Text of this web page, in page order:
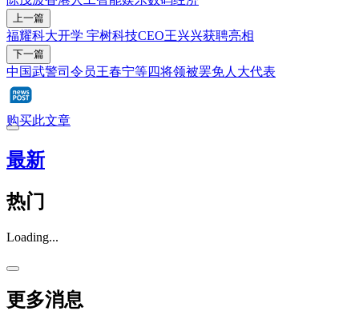
上一篇
福耀科大开学 宇树科技CEO王兴兴获聘亮相
下一篇
中国武警司令员王春宁等四将领被罢免人大代表
购买此文章
最新
热门
Loading...
更多消息